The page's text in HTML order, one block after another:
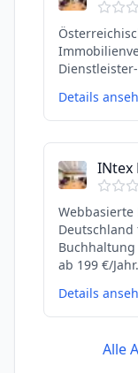
Details
INtex
Webbasierte
Deutschland
ab 199 €/Jahr.
Details
Alle